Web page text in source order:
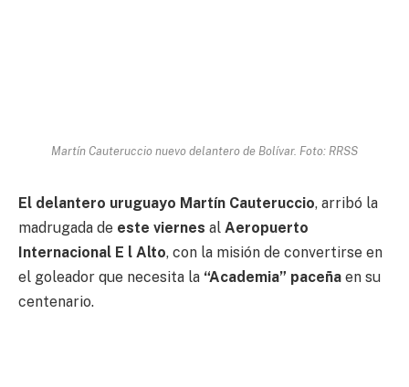
Martín Cauteruccio nuevo delantero de Bolívar. Foto: RRSS
El delantero uruguayo Martín Cauteruccio, arribó la
madrugada de este viernes al Aeropuerto
Internacional E l Alto, con la misión de convertirse en
el goleador que necesita la “Academia” paceña en su
centenario.